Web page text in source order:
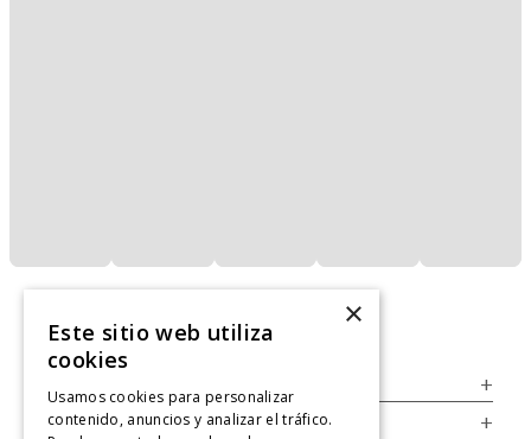
+
Legal +
×
Este sitio web utiliza
cookies
Usamos cookies para personalizar
contenido, anuncios y analizar el tráfico.